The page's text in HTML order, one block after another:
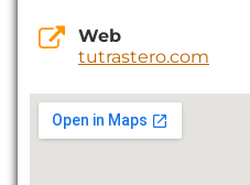
Web
tutrastero.com